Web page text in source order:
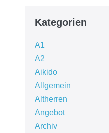
Kategorien
A1
A2
Aikido
Allgemein
Altherren
Angebot
Archiv